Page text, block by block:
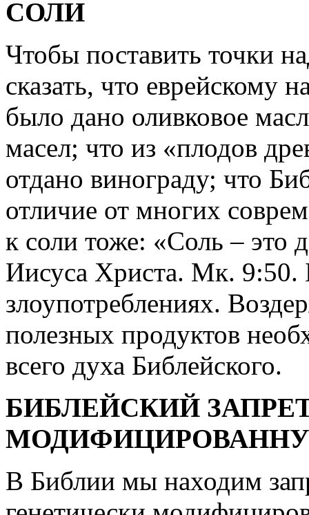
СОЛИ
Чтобы поставить точки
сказать, что еврейскому
было дано оливковое
масел; что из «плодов
отдано винограду; что
отличие от многих
к соли тоже: «Соль – это
Иисуса Христа. Мк. 9:50.
злоупотреблениях.
полезных продуктов
всего духа Библейского.
БИБЛЕЙСКИЙ
В Библии мы находим